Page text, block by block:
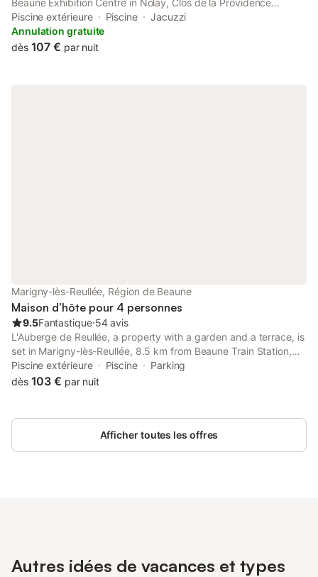
Beaune Exhibition Centre in Nolay, Clos de la Providence
Chambres d'hôtes, piscine et Spa features accommodation with
seating area.
Piscine extérieure Piscine
Jacuzzi
Annulation gratuite
dès 107 € par nuit
Marigny-lès-Reullée, Région de Beaune
Maison d’hôte pour 4 personnes
9.5Fantastique⋅54 avis
L'Auberge de Reullée, a property with a garden and a terrace, is
set in Marigny-lès-Reullée, 8.5 km from Beaune Train Station,
9.4 km from Hospices Civils de Beaune, as well as 10 km from
Beaune Exhibition Centre.
Piscine extérieure Piscine
Parking
dès 103 € par nuit
Afficher toutes les offres
Autres idées de vacances et types